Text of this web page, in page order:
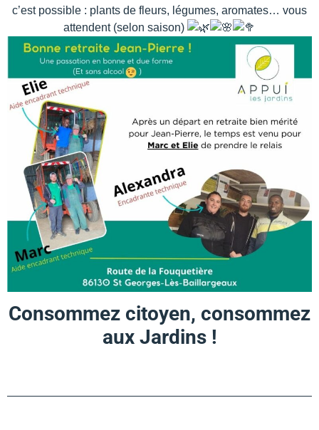
c’est possible : plants de fleurs, légumes, aromates… vous
attendent (selon saison)
Consommez citoyen, consommez
aux Jardins !